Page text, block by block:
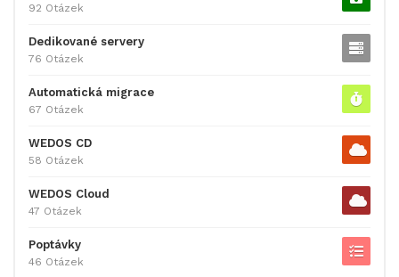
92 Otázek
Dedikované servery
76 Otázek
Automatická migrace
67 Otázek
WEDOS CD
58 Otázek
WEDOS Cloud
47 Otázek
Poptávky
46 Otázek